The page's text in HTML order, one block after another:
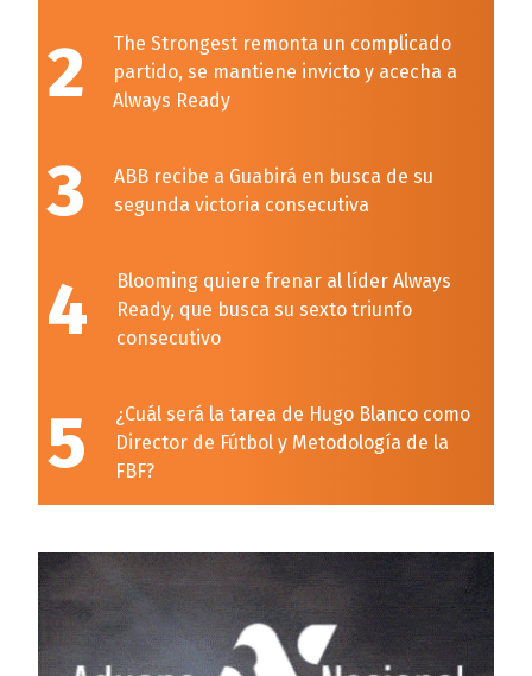
2
The Strongest remonta un complicado
partido, se mantiene invicto y acecha a
Always Ready
3
ABB recibe a Guabirá en busca de su
segunda victoria consecutiva
4
Blooming quiere frenar al líder Always
Ready, que busca su sexto triunfo
consecutivo
5
¿Cuál será la tarea de Hugo Blanco como
Director de Fútbol y Metodología de la
FBF?